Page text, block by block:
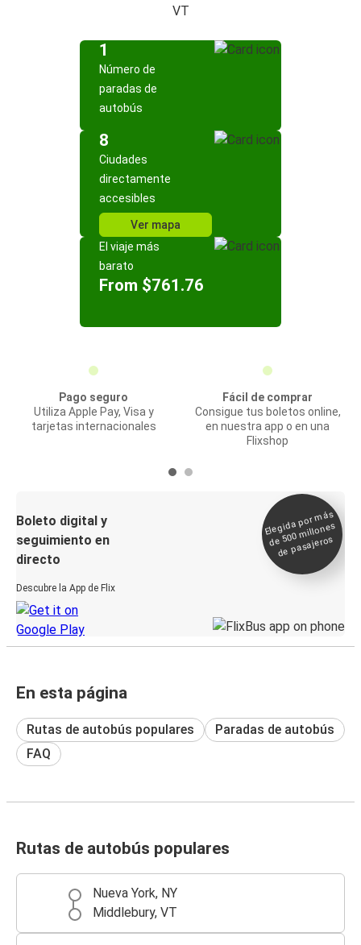
VT
1
Número de
paradas de
autobús
8
Ciudades
directamente
accesibles
Ver mapa
El viaje más
barato
From $761.76
Pago seguro
Utiliza Apple Pay, Visa y
tarjetas internacionales
Fácil de comprar
Consigue tus boletos online,
en nuestra app o en una
Flixshop
Boleto digital y
seguimiento en
directo
Descubre la App de Flix
Elegida por
más
de 500
millones
de pasajeros
En esta página
Rutas de autobús populares
Paradas de autobús
FAQ
Rutas de autobús populares
Nueva York, NY
Middlebury, VT